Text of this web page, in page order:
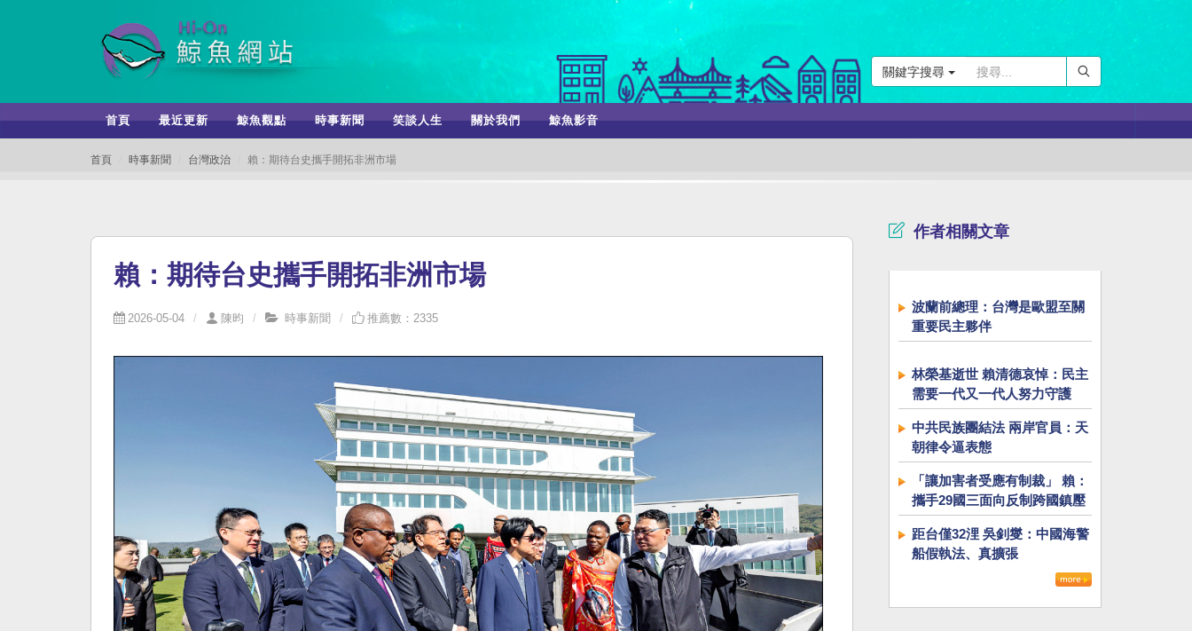
關鍵字搜尋
首頁 最近更新 鯨魚觀點 時事新聞 笑談人生 關於我們 鯨魚影音
首頁 時事新聞 台灣政治 賴：期待台史攜手開拓非洲市場
賴：期待台史攜手開拓非洲市場
2026-05-04 陳昀 時事新聞 推薦數：2335
作者相關文章
波蘭前總理：台灣是歐盟至關
重要民主夥伴
林榮基逝世 賴清德哀悼：民主
需要一代又一代人努力守護
中共民族團結法 兩岸官員：天
朝律令逼表態
「讓加害者受應有制裁」 賴：
攜手29國三面向反制跨國鎮壓
距台僅32浬 吳釗燮：中國海警
船假執法、真擴張